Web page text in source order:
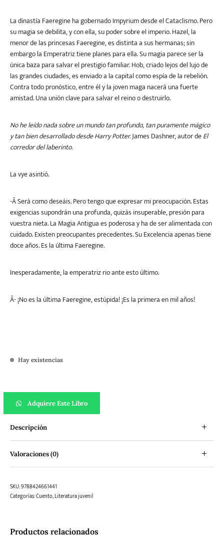
La dinastía Faeregine ha gobernado Impyrium desde el Cataclismo. Pero
su magia se debilita, y con ella, su poder sobre el imperio. Hazel, la
menor de las princesas Faeregine, es distinta a sus hermanas; sin
embargo la Emperatriz tiene planes para ella. Su magia parece ser la
única baza para salvar el prestigio familiar. Hob, criado lejos del lujo de
las grandes ciudades, es enviado a la capital como espía de la rebelión.
Contra todo pronóstico, entre él y la joven maga nacerá una fuerte
amistad. Una unión clave para salvar el reino o destruirlo.
No he leído nada sobre un mundo tan profundo, tan puramente mágico
y tan bien desarrollado desde Harry Potter.James Dashner, autor deEl
corredor del laberinto.
La vye asintió.
-Â­ Será como deseáis. Pero tengo que expresar mi preocupación. Estas
exigencias supondrán una profunda, quizás insuperable, presión para
vuestra nieta. La Magia Antigua es poderosa y ha de ser alimentada con
cuidado. Existen preocupantes precedentes. Su Excelencia apenas tiene
doce años. Es la última Faeregine.
Inesperadamente, la emperatriz rio ante esto último.
Â­- ¡No es la última Faeregine, estúpida! ¡Es la primera en mil años!
Hay existencias
Adquiere Este Libro
Descripción
Valoraciones (0)
SKU:9788424661441
Categorías:Cuento,Literatura juvenil
Productos relacionados